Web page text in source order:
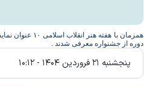
همزمان با
دوره از جشنواره معرفی شدند .
پنجشنبه ۲۱ فروردين ۱۴۰۴ - ۱۰:۱۲